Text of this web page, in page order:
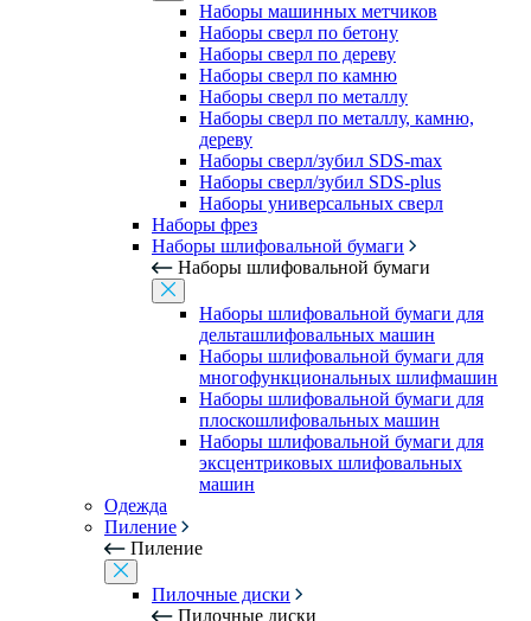
Наборы машинных метчиков
Наборы сверл по бетону
Наборы сверл по дереву
Наборы сверл по камню
Наборы сверл по металлу
Наборы сверл по металлу, камню,
дереву
Наборы сверл/зубил SDS-max
Наборы сверл/зубил SDS-plus
Наборы универсальных сверл
Наборы фрез
Наборы шлифовальной бумаги
Наборы шлифовальной бумаги
Наборы шлифовальной бумаги для
дельташлифовальных машин
Наборы шлифовальной бумаги для
многофункциональных шлифмашин
Наборы шлифовальной бумаги для
плоскошлифовальных машин
Наборы шлифовальной бумаги для
эксцентриковых шлифовальных
машин
Одежда
Пиление
Пиление
Пилочные диски
Пилочные диски